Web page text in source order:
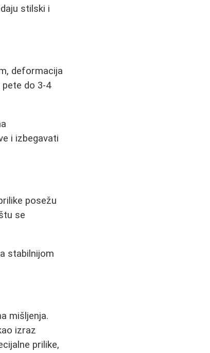
stilski i
deformacija
do 3-4
i izbegavati
posežu
se
stabilnijom
mišljenja.
izraz
prilike,